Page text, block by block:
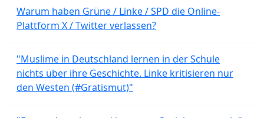
Warum haben Grüne / Linke / SPD die Online-
Plattform X / Twitter verlassen?
"Muslime in Deutschland lernen in der Schule
nichts über ihre Geschichte. Linke kritisieren nur
den Westen (#Gratismut)"